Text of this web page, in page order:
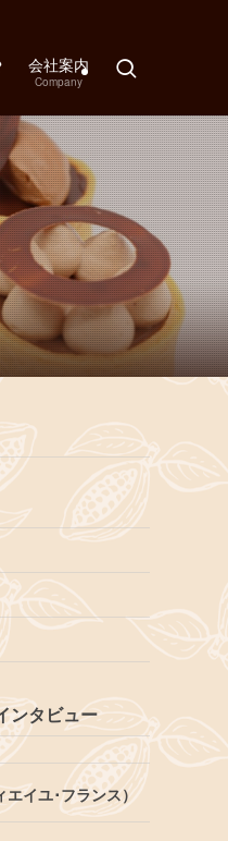
会社案内
Company
ンタビュー
エイユ･フランス）